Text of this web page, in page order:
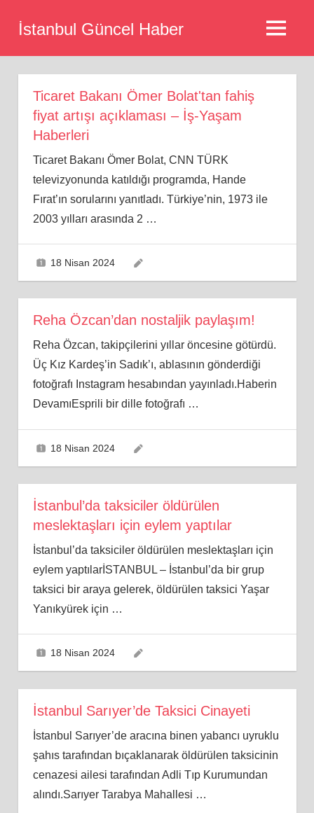
İstanbul Güncel Haber MENU
Ticaret Bakanı Ömer Bolat'tan fahiş
fiyat artışı açıklaması – İş-Yaşam
Haberleri
Ticaret Bakanı Ömer Bolat, CNN TÜRK
televizyonunda katıldığı programda, Hande
Fırat’ın sorularını yanıtladı. Türkiye’nin, 1973 ile
2003 yılları arasında 2 …
18 Nisan 2024
Reha Özcan’dan nostaljik paylaşım!
Reha Özcan, takipçilerini yıllar öncesine götürdü.
Üç Kız Kardeş’in Sadık’ı, ablasının gönderdiği
fotoğrafı Instagram hesabından yayınladı.Haberin
DevamıEsprili bir dille fotoğrafı …
18 Nisan 2024
İstanbul’da taksiciler öldürülen
meslektaşları için eylem yaptılar
İstanbul’da taksiciler öldürülen meslektaşları için
eylem yaptılarİSTANBUL – İstanbul’da bir grup
taksici bir araya gelerek, öldürülen taksici Yaşar
Yanıkyürek için …
18 Nisan 2024
İstanbul Sarıyer’de Taksici Cinayeti
İstanbul Sarıyer’de aracına binen yabancı uyruklu
şahıs tarafından bıçaklanarak öldürülen taksicinin
cenazesi ailesi tarafından Adli Tıp Kurumundan
alındı.Sarıyer Tarabya Mahallesi …